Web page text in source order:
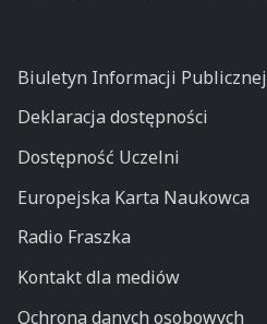
Biuletyn Informacji Publicznej
Deklaracja dostępności
Dostępność Uczelni
Europejska Karta Naukowca
Radio Fraszka
Kontakt dla mediów
Ochrona danych osobowych